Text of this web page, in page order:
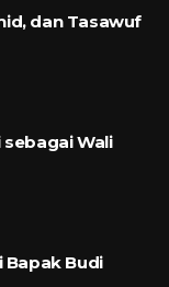
dan Tasawuf
sebagai Wali
Bapak Budi